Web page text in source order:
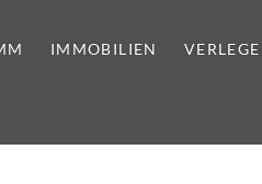
IMMOBILIEN